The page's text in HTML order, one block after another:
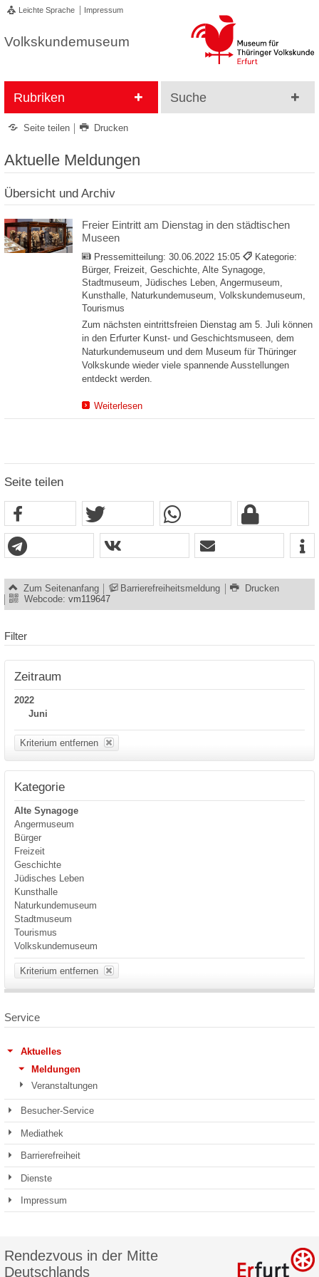
Leichte Sprache Impressum
Volkskundemuseum
Rubriken Suche
Seite teilen Drucken
Aktuelle Meldungen
Übersicht und Archiv
Freier Eintritt am Dienstag in den städtischen
Museen
Pressemitteilung: 30.06.2022 15:05
Kategorie:
Bürger, Freizeit, Geschichte, Alte Synagoge,
Stadtmuseum, Jüdisches Leben, Angermuseum,
Kunsthalle, Naturkundemuseum, Volkskundemuseum,
Tourismus
Zum nächsten eintrittsfreien Dienstag am 5. Juli können
in den Erfurter Kunst- und Geschichtsmuseen, dem
Naturkundemuseum und dem Museum für Thüringer
Volkskunde wieder viele spannende Ausstellungen
entdeckt werden.
Weiterlesen
Seite teilen
Zum Seitenanfang Barrierefreiheitsmeldung
Drucken
Webcode: vm119647
Filter
Zeitraum
2022
Juni
Kriterium entfernen
Kategorie
Alte Synagoge
Angermuseum
Bürger
Freizeit
Geschichte
Jüdisches Leben
Kunsthalle
Naturkundemuseum
Stadtmuseum
Tourismus
Volkskundemuseum
Kriterium entfernen
Service
Aktuelles
Meldungen
Veranstaltungen
Besucher-Service
Mediathek
Barrierefreiheit
Dienste
Impressum
Rendezvous in der Mitte
Deutschlands